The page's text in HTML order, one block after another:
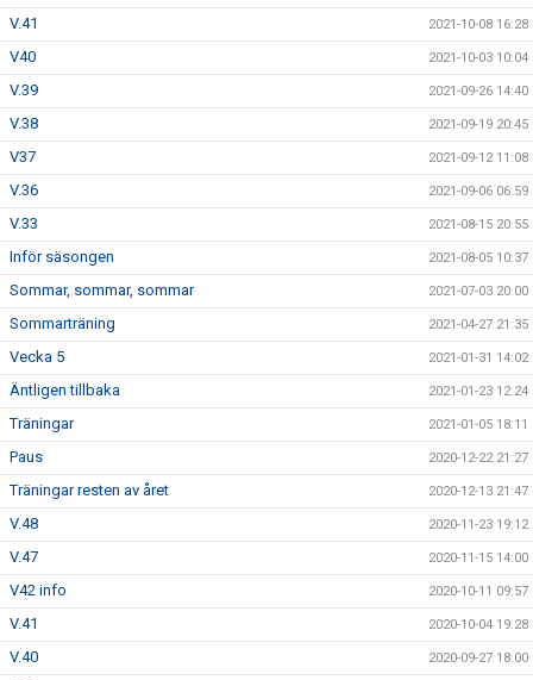
V.41 2021-10-08 16:28
V40 2021-10-03 10:04
V.39 2021-09-26 14:40
V.38 2021-09-19 20:45
V37 2021-09-12 11:08
V.36 2021-09-06 06:59
V.33 2021-08-15 20:55
Inför säsongen 2021-08-05 10:37
Sommar, sommar, sommar 2021-07-03 20:00
Sommarträning 2021-04-27 21:35
Vecka 5 2021-01-31 14:02
Äntligen tillbaka 2021-01-23 12:24
Träningar 2021-01-05 18:11
Paus 2020-12-22 21:27
Träningar resten av året 2020-12-13 21:47
V.48 2020-11-23 19:12
V.47 2020-11-15 14:00
V42 info 2020-10-11 09:57
V.41 2020-10-04 19:28
V.40 2020-09-27 18:00